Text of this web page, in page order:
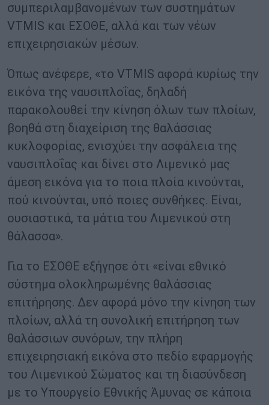
συμπεριλαμβανομένων των συστημάτων
VTMIS και ΕΣΟΘΕ, αλλά και των νέων
επιχειρησιακών μέσων.
Όπως ανέφερε, «το VTMIS αφορά κυρίως την
εικόνα της ναυσιπλοΐας, δηλαδή
παρακολουθεί την κίνηση όλων των πλοίων,
βοηθά στη διαχείριση της θαλάσσιας
κυκλοφορίας, ενισχύει την ασφάλεια της
ναυσιπλοΐας και δίνει στο Λιμενικό μας
άμεση εικόνα για το ποια πλοία κινούνται,
πού κινούνται, υπό ποιες συνθήκες. Είναι,
ουσιαστικά, τα μάτια του Λιμενικού στη
θάλασσα».
Για το ΕΣΟΘΕ εξήγησε ότι «είναι εθνικό
σύστημα ολοκληρωμένης θαλάσσιας
επιτήρησης. Δεν αφορά μόνο την κίνηση των
πλοίων, αλλά τη συνολική επιτήρηση των
θαλάσσιων συνόρων, την πλήρη
επιχειρησιακή εικόνα στο πεδίο εφαρμογής
του Λιμενικού Σώματος και τη διασύνδεση
με το Υπουργείο Εθνικής Άμυνας σε κάποια